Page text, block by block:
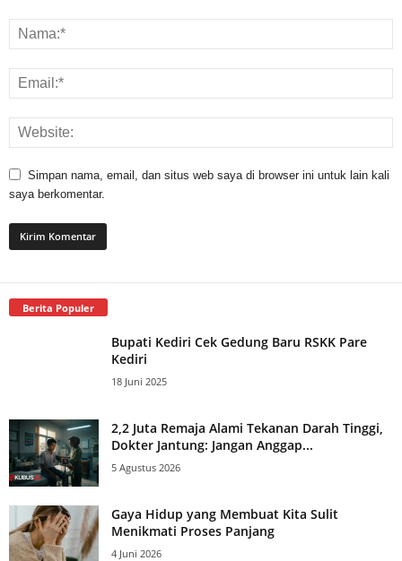
Simpan nama, email, dan situs web saya di browser ini untuk lain kali
saya berkomentar.
Berita Populer
Bupati Kediri Cek Gedung Baru RSKK Pare
Kediri
18 Juni 2025
2,2 Juta Remaja Alami Tekanan Darah Tinggi,
Dokter Jantung: Jangan Anggap...
5 Agustus 2026
Gaya Hidup yang Membuat Kita Sulit
Menikmati Proses Panjang
4 Juni 2026